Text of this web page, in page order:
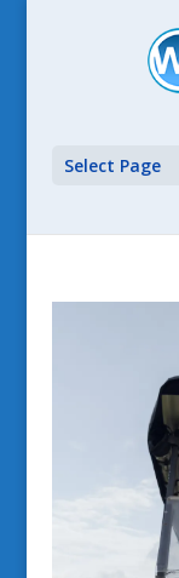
Select Page